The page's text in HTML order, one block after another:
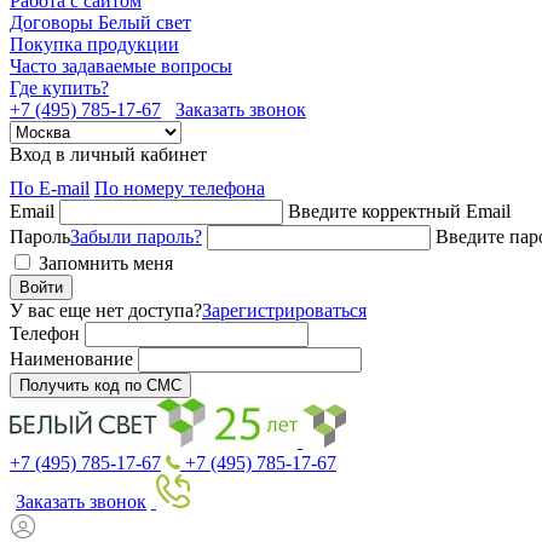
Договоры Белый свет
Покупка продукции
Часто задаваемые вопросы
Где купить?
+7 (495) 785-17-67
Заказать звонок
Вход в личный кабинет
По E-mail По номеру телефона
Email
Введите корректный Email
ПарольЗабыли пароль?
Введите
Запомнить меня
Войти
У вас еще нет доступа?Зарегистрироваться
Телефон
Наименование
Получить код по СМС
+7 (495) 785-17-67
+7 (495) 785-17-67
Заказать звонок